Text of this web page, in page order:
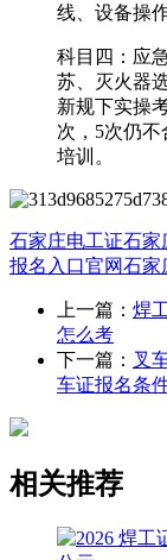
线、设备操
科目四：应
苏、灭火器
新规下实操
次，5次仍
培训。
石家庄电工证石家
报名入口官网石家
上一篇： 焊
怎么考
下一篇： 叉
车证报名条
相关推荐